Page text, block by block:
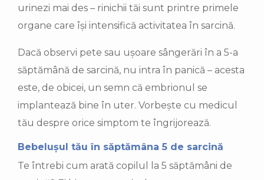
urinezi mai des – rinichii tăi sunt printre primele
organe care își intensifică activitatea în sarcină.
Dacă observi pete sau ușoare sângerări în a 5-a
săptămână de sarcină, nu intra în panică – acesta
este, de obicei, un semn că embrionul se
implantează bine în uter. Vorbește cu medicul
tău despre orice simptom te îngrijorează.
Bebelușul tău în săptămâna 5 de sarcină
Te întrebi cum arată copilul la 5 săptămâni de